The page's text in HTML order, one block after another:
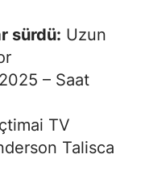
sürdü: Uzun
– Saat
TV
Talisca